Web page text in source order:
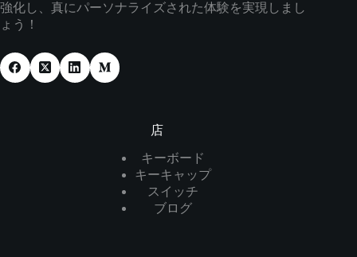
強化し、真にパーソナライズされた体験を実現しまし
ょう！
店
キーボード
キーキャップ
スイッチ
ブログ